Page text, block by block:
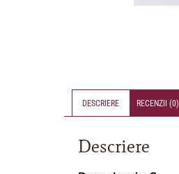
DESCRIERE RECENZII (0)
Descriere